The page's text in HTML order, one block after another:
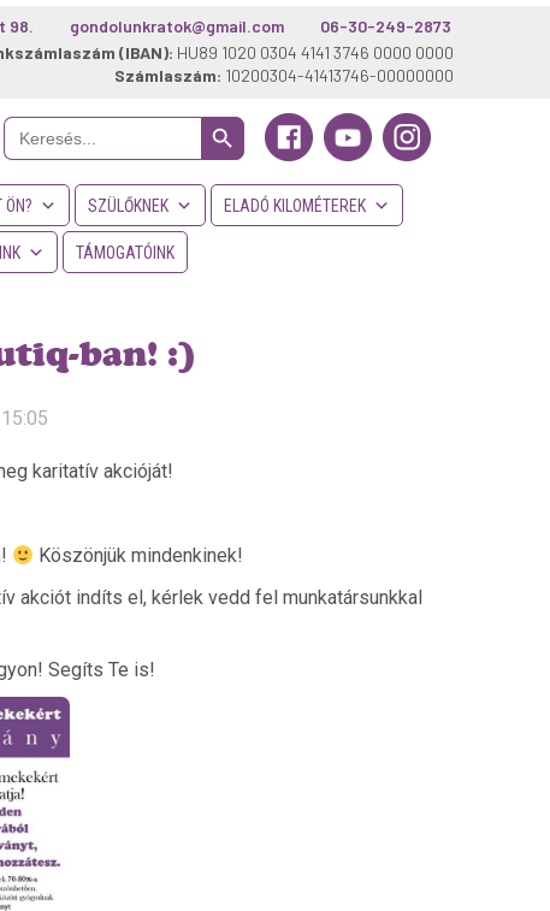
06-30-249-2873
gondolunkratok@gmail.com
98.
(IBAN): HU89 1020 0304 4141 3746 0000 0000
Számlaszám: 10200304-41413746-00000000
Search
for:
Search Button
ÖN? SZÜLŐKNEK ELADÓ KILOMÉTEREK
TÁMOGATÓINK
ban! :)
karitatív akcióját!
Köszönjük mindenkinek!
akciót indíts el, kérlek vedd fel munkatársunkkal
Segíts Te is!